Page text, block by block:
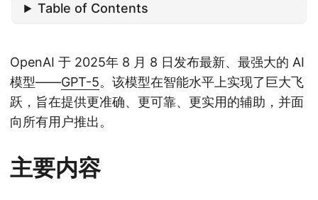
Table of Contents
OpenAI 于 2025年 8 月 8 日发布最新、最强大的 AI
模型——GPT-5。该模型在智能水平上实现了巨大飞
跃，旨在提供更准确、更可靠、更实用的辅助，并面
向所有用户推出。
主要内容